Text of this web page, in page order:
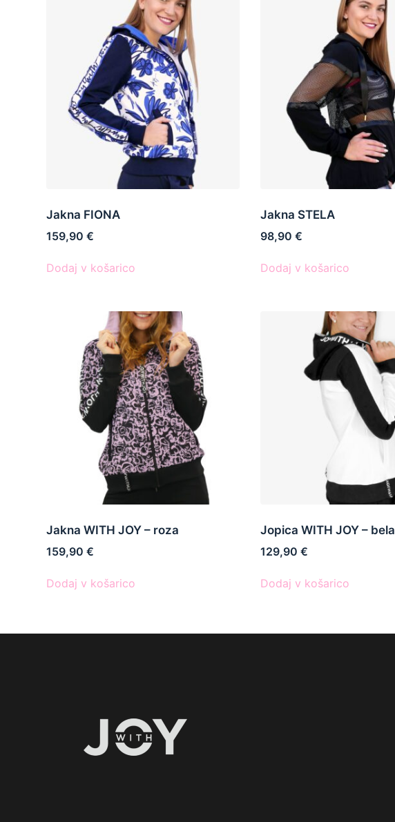
Jakna FIONA
159,90€
Dodaj v košarico
Jakna STELA
98,90€
Dodaj v košarico
Jakna WITH JOY – roza
159,90€
Dodaj v košarico
Jopica WITH JOY – bela
129,90€
Dodaj v košarico